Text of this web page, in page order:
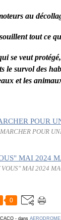
au
tout ce
se veut
le survol des
et les
MARCHER POUR
MAI 2024
0
- dans